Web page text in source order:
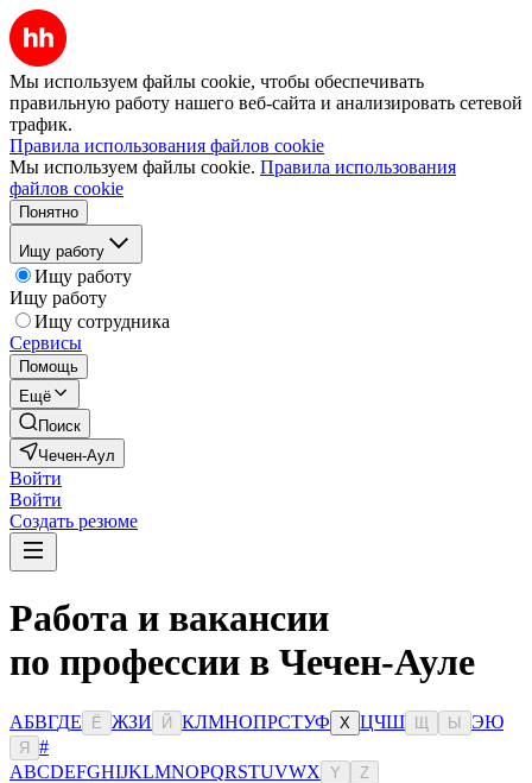
Мы используем файлы cookie, чтобы обеспечивать
правильную работу нашего веб-сайта и анализировать сетевой
трафик.
Правила использования файлов cookie
Мы используем файлы cookie. Правила использования
файлов cookie
Понятно
Ищу работу
Ищу работу
Ищу работу
Ищу сотрудника
Сервисы
Помощь
Ещё
Поиск
Чечен-Аул
Войти
Войти
Создать резюме
Работа и вакансии
по профессии в Чечен-Ауле
АБВГДЕ Ё ЖЗИ Й КЛМНОПРСТУФ Х ЦЧШ Ы ЭЮ
Я
#
ABCDEFGHIJKLMNOPQRSTUVWX Y Z